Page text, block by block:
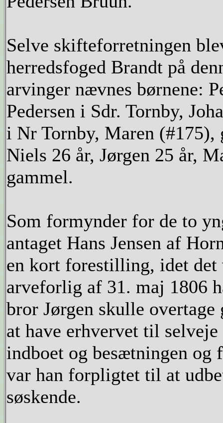
Selve skifteforretningen
herredsfoged Brandt på
arvinger nævnes børnene:
Pedersen i Sdr. Tornby,
i Nr Tornby, Maren (#175),
Niels 26 år, Jørgen 25 år,
gammel.
Som formynder for de to
antaget Hans Jensen af
en kort forestilling, idet det
arveforlig af 31. maj 1806
bror Jørgen skulle overtage
at have erhvervet til
indboet og besætningen og
var han forpligtet til at
søskende.